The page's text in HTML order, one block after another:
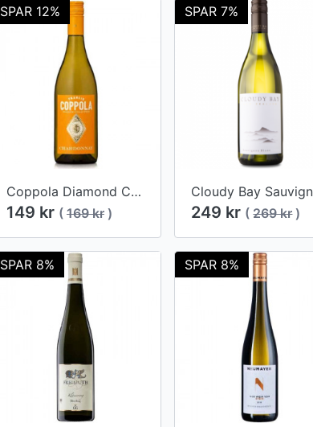
SPAR 12%
Coppola Diamond Collection Chardonnay 2018
149 kr ( 169 kr)
SPAR 7%
249 kr (269 kr)
SPAR 8% SPAR 8%